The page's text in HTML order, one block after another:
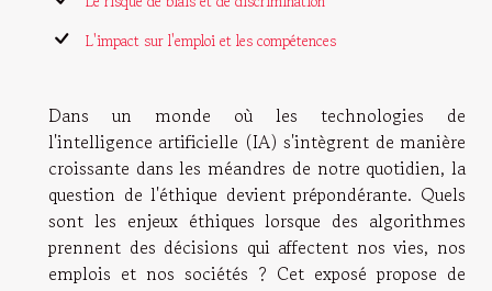
L'impact sur l'emploi et les compétences
Dans un monde où les technologies de
l'intelligence artificielle (IA) s'intègrent de manière
croissante dans les méandres de notre quotidien, la
question de l'éthique devient prépondérante. Quels
sont les enjeux éthiques lorsque des algorithmes
prennent des décisions qui affectent nos vies, nos
emplois et nos sociétés ? Cet exposé propose de